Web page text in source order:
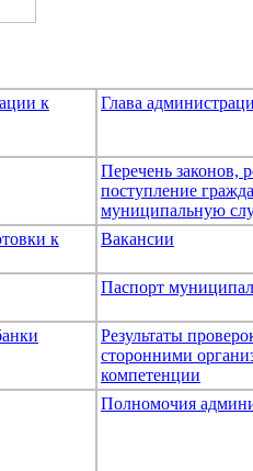
к
Глава
Перечень законов,
поступление
муниципальную
к
Вакансии
Паспорт
Результаты
сторонними
компетенции
Полномочия